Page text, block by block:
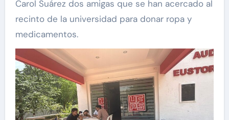
Carol Suárez dos amigas que se han acercado al
recinto de la universidad para donar ropa y
medicamentos.